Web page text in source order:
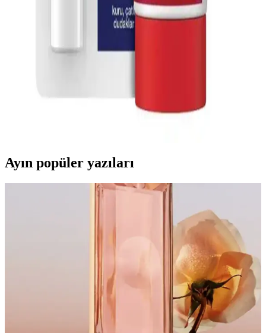
Güçlendiren Detaylar ve Kullanım İpuçları
El bakım kremleri, nem tutucu ve güçlendirici içeriklerle cildi korur,
kullanım cilt sağlığını uzun vadede destekler.
Neutrogena Günlük El Bakımı Kremi, yüksek nemlendirici
özellikleriyle elleri yumuşatır, çevresel faktörlere karşı koruma sağlar
Ayın popüler yazıları